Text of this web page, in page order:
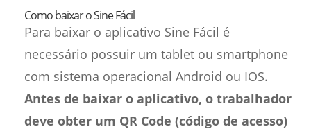
Como baixar o Sine Fácil
Para baixar o aplicativo Sine Fácil é
necessário possuir um tablet ou smartphone
com sistema operacional Android ou IOS.
Antes de baixar o aplicativo, o trabalhador
deve obter um QR Code (código de acesso)